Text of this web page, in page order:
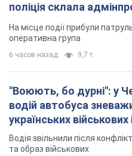
поліція склала
На місце події прибули
оперативна група
6 часов назад 9,7 т.
"Воюють, бо дурні": у
водій автобуса
українських
Відео
Водія звільнили після
та образ військових